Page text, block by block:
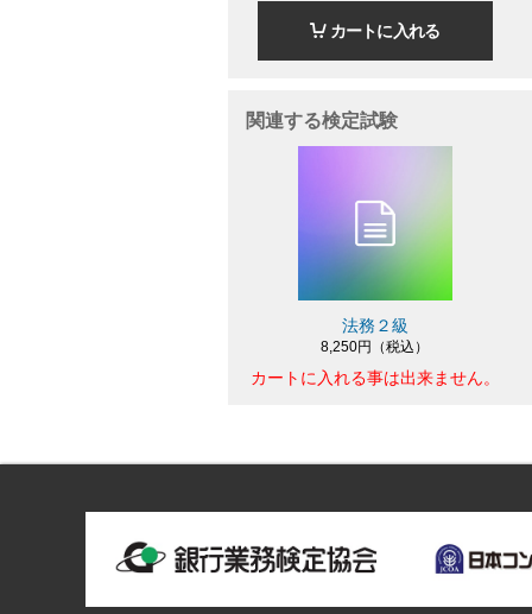
カートに入れる
関連する検定試験
法務２級
8,250円（税込）
カートに入れる事は出来ません。